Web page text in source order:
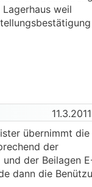
weil
11.3.2011
übernimmt die
der
der Beilagen
dann die